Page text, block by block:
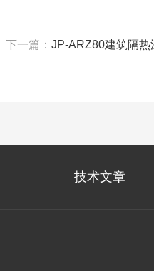
下一篇： JP-ARZ80建筑隔热
技术文章